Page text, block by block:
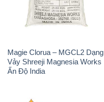
Magie Clorua – MGCL2 Dạng
Vảy Shreeji Magnesia Works
Ấn Độ India